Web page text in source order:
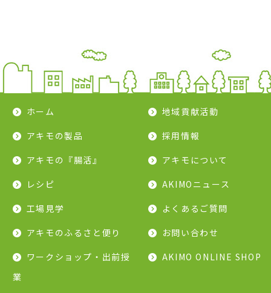
ホーム
アキモの製品
アキモの『腸活』
レシピ
工場見学
アキモのふるさと便り
ワークショップ・出前授
業
地域貢献活動
採用情報
アキモについて
AKIMOニュース
よくあるご質問
お問い合わせ
AKIMO ONLINE SHOP